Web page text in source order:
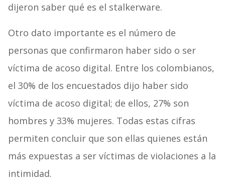
dijeron saber qué es el stalkerware.
Otro dato importante es el número de
personas que confirmaron haber sido o ser
víctima de acoso digital. Entre los colombianos,
el 30% de los encuestados dijo haber sido
víctima de acoso digital; de ellos, 27% son
hombres y 33% mujeres. Todas estas cifras
permiten concluir que son ellas quienes están
más expuestas a ser víctimas de violaciones a la
intimidad.